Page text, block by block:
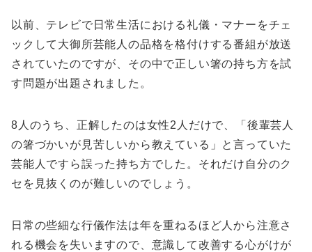
以前、テレビで日常生活における礼儀・マナーをチェ
ックして大御所芸能人の品格を格付けする番組が放送
されていたのですが、その中で正しい箸の持ち方を試
す問題が出題されました。
8人のうち、正解したのは女性2人だけで、「後輩芸人
の箸づかいが見苦しいから教えている」と言っていた
芸能人ですら誤った持ち方でした。それだけ自分のク
セを見抜くのが難しいのでしょう。
日常の些細な行儀作法は年を重ねるほど人から注意さ
れる機会を失いますので、意識して改善する心がけが